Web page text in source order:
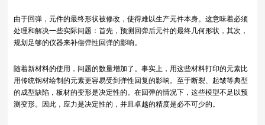
由于回弹，元件的最终形状被修改，使得难以生产元件本身。这意味着必须
处理和解决一些实际问题：首先，预测回弹后元件的最终几何形状，其次，
规划足够的仪器来补偿弹性回弹的影响。
随着新材料的使用，问题的数量增加了。事实上，用这些材料打印的元素比
用传统钢材绘制的元素更容易受到弹性回复的影响。至于断裂、起皱等典型
的成型缺陷，板材的变形是决定性的。在回弹的情况下，这些模型不足以预
测变形。因此，应力是决定性的，并且卓越的精度是必不可少的。